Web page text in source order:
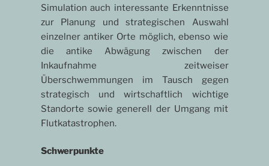
Simulation auch interessante Erkenntnisse
zur Planung und strategischen Auswahl
einzelner antiker Orte möglich, ebenso wie
die antike Abwägung zwischen der
Inkaufnahme zeitweiser
Überschwemmungen im Tausch gegen
strategisch und wirtschaftlich wichtige
Standorte sowie generell der Umgang mit
Flutkatastrophen.
Schwerpunkte